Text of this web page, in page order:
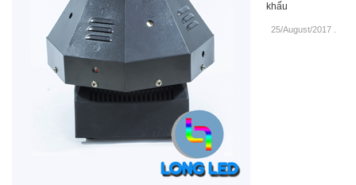
khấu
25/August/2017